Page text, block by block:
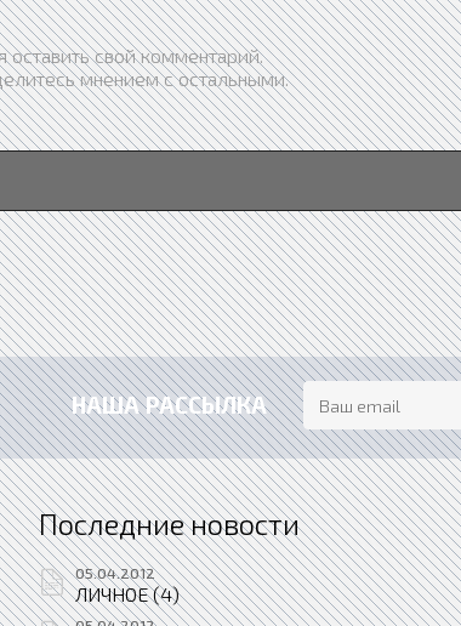
свой комментарий.
мнением с остальными.
НАША РАССЫЛКА
Последние новости
05.04.2012
ЛИЧНОЕ (4)